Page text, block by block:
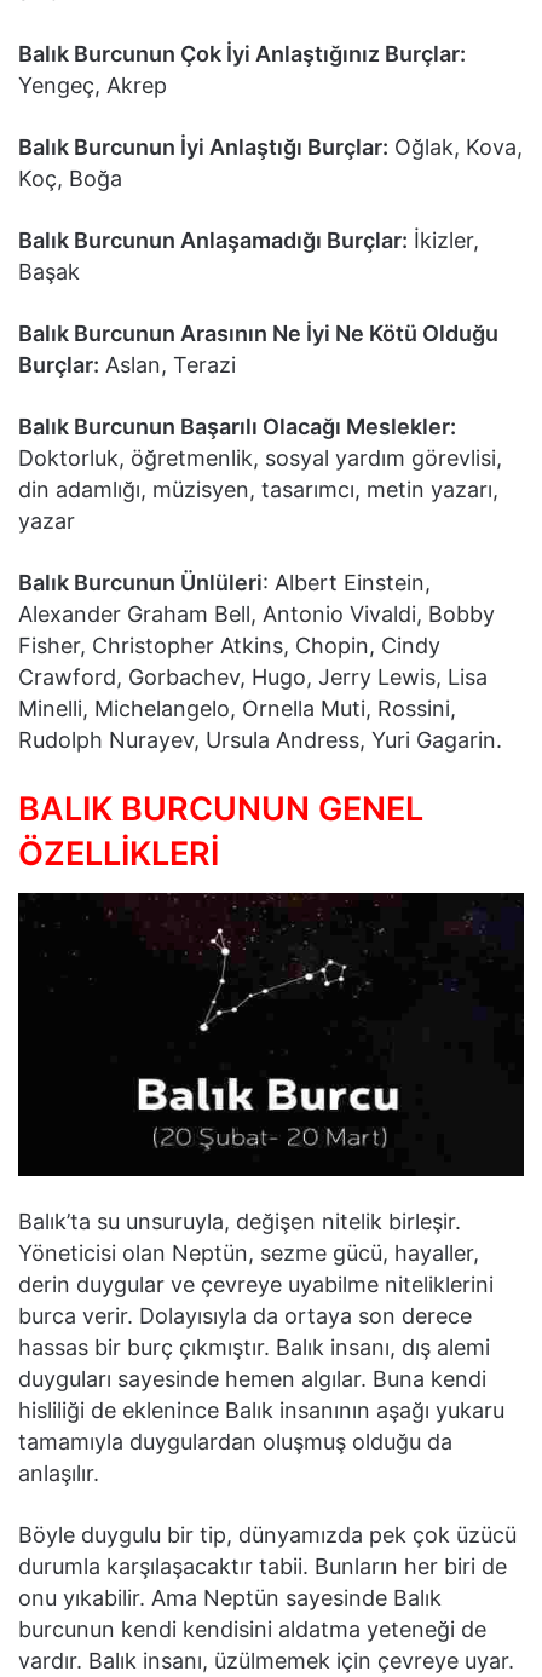
Balık Burcunun Çok İyi Anlaştığınız Burçlar:
Yengeç, Akrep
Balık Burcunun İyi Anlaştığı Burçlar: Oğlak, Kova,
Koç, Boğa
Balık Burcunun Anlaşamadığı Burçlar: İkizler,
Başak
Balık Burcunun Arasının Ne İyi Ne Kötü Olduğu
Burçlar: Aslan, Terazi
Balık Burcunun Başarılı Olacağı Meslekler:
Doktorluk, öğretmenlik, sosyal yardım görevlisi,
din adamlığı, müzisyen, tasarımcı, metin yazarı,
yazar
Balık Burcunun Ünlüleri: Albert Einstein,
Alexander Graham Bell, Antonio Vivaldi, Bobby
Fisher, Christopher Atkins, Chopin, Cindy
Crawford, Gorbachev, Hugo, Jerry Lewis, Lisa
Minelli, Michelangelo, Ornella Muti, Rossini,
Rudolph Nurayev, Ursula Andress, Yuri Gagarin.
BALIK BURCUNUN GENEL
ÖZELLİKLERİ
Balık’ta su unsuruyla, değişen nitelik birleşir.
Yöneticisi olan Neptün, sezme gücü, hayaller,
derin duygular ve çevreye uyabilme niteliklerini
burca verir. Dolayısıyla da ortaya son derece
hassas bir burç çıkmıştır. Balık insanı, dış alemi
duyguları sayesinde hemen algılar. Buna kendi
hisliliği de eklenince Balık insanının aşağı yukaru
tamamıyla duygulardan oluşmuş olduğu da
anlaşılır.
Böyle duygulu bir tip, dünyamızda pek çok üzücü
durumla karşılaşacaktır tabii. Bunların her biri de
onu yıkabilir. Ama Neptün sayesinde Balık
burcunun kendi kendisini aldatma yeteneği de
vardır. Balık insanı, üzülmemek için çevreye uyar.